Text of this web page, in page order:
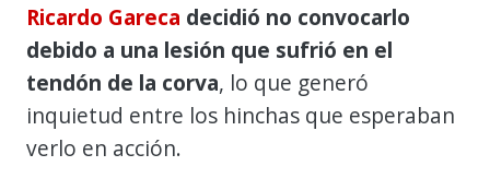
Ricardo Gareca decidió no convocarlo
debido a una lesión que sufrió en el
tendón de la corva, lo que generó
inquietud entre los hinchas que esperaban
verlo en acción.